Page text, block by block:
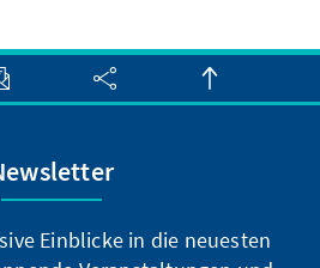
Einblicke in die neuesten